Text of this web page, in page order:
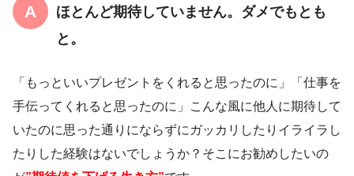
ほとんど期待していません。ダメでもとも
と。
「もっといいプレゼントをくれると思ったのに」「仕事を
手伝ってくれると思ったのに」こんな風に他人に期待して
いたのに思った通りにならずにガッカリしたりイライラし
たりした経験はないでしょうか？そこにお勧めしたいの